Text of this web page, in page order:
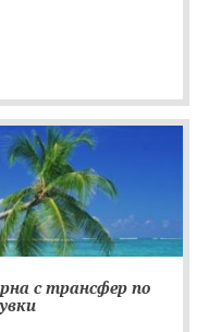
с трансфер по